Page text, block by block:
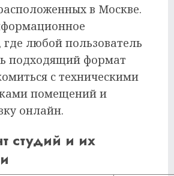
в Москве.
где любой пользователь
подходящий формат
с техническими
помещений и
онлайн.
студий и их